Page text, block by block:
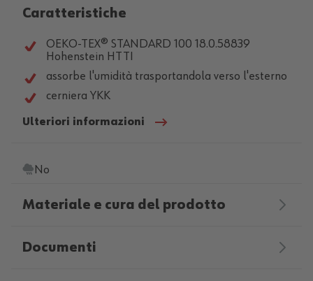
Caratteristiche
OEKO-TEX® STANDARD 100 18.0.58839
Hohenstein HTTI
assorbe l'umidità trasportandola verso l'esterno
cerniera YKK
Ulteriori informazioni
No
Materiale e cura del prodotto
Documenti